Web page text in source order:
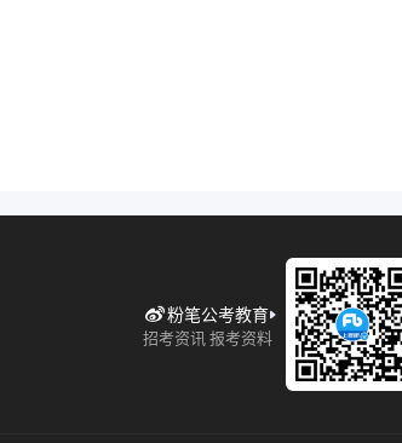
粉笔公考教育
招考资讯 报考资料